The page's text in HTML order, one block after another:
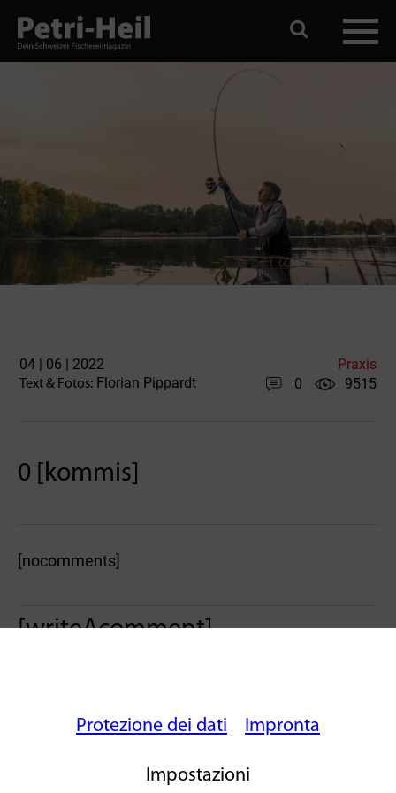
04 | 06 | 2022 Praxis
Text & Fotos: Florian Pippardt 0 9515
0 [kommis]
[nocomments]
[writeAcomment]
Protezione dei dati Impronta
Impostazioni